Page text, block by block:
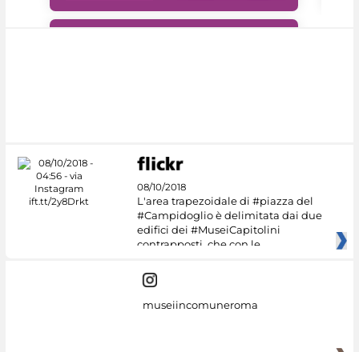
08/10/2018
L'area trapezoidale di #piazza del
#Campidoglio è delimitata dai due
edifici dei #MuseiCapitolini
contrapposti, che con le
museiincomuneroma